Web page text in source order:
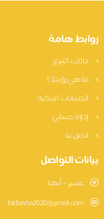
هامة
التبرع
هي رؤيتنا ؟
البنكية
حسابي
بنا
التواصل
عسير - أبها
birfarsha2020@gmail.com